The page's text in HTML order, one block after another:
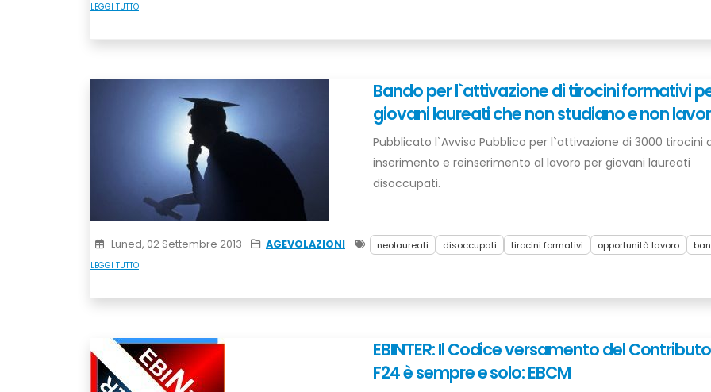
LEGGI TUTTO
Bando per l`attivazione di tirocini formativi
giovani laureati che non studiano e non
Pubblicato l`Avviso Pubblico per l`attivazione di 3000 tirocini
inserimento e reinserimento al lavoro per giovani laureati
disoccupati.
Luned, 02 Settembre 2013 AGEVOLAZIONI neolaureati disoccupati tirocini formativi opportunità lavoro
LEGGI TUTTO
EBINTER: Il Codice versamento del
F24 è sempre e solo: EBCM